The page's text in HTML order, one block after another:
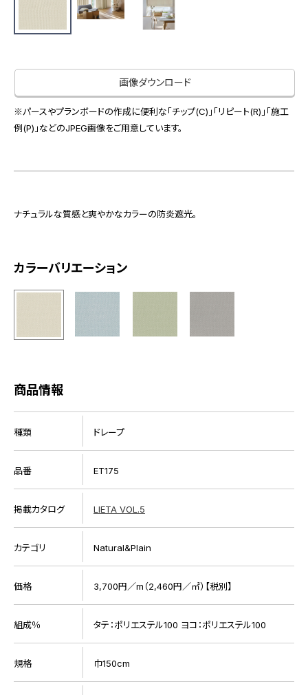
お役立ち資料
サンプル・カタログ請求／お問い合わせ（ビジネスのお客様）
非住宅案件に関するお問い合わせ
スペースソリューション事業
オフィスソリューション事業
会社情報
画像ダウンロード
※パースやプランボードの作成に便利な「チップ(C)」「リピート(R)」「施工
例(P)」などのJPEG画像をご用意しています。
ナチュラルな質感と爽やかなカラーの防炎遮光。
カラーバリエーション
商品情報
種類 ドレープ
品番 ET175
掲載カタログ LIETA VOL.5
カテゴリ Natural&Plain
価格 3,700円／m（2,460円／㎡）【税別】
組成％ タテ：ポリエステル100 ヨコ：ポリエステル100
規格 巾150cm